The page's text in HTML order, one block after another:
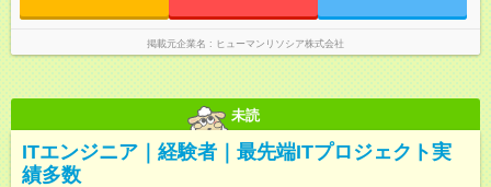
掲載元企業名 ヒューマンリソシア株式会社
未読
ITエンジニア｜経験者｜最先端ITプロジェクト実
績多数